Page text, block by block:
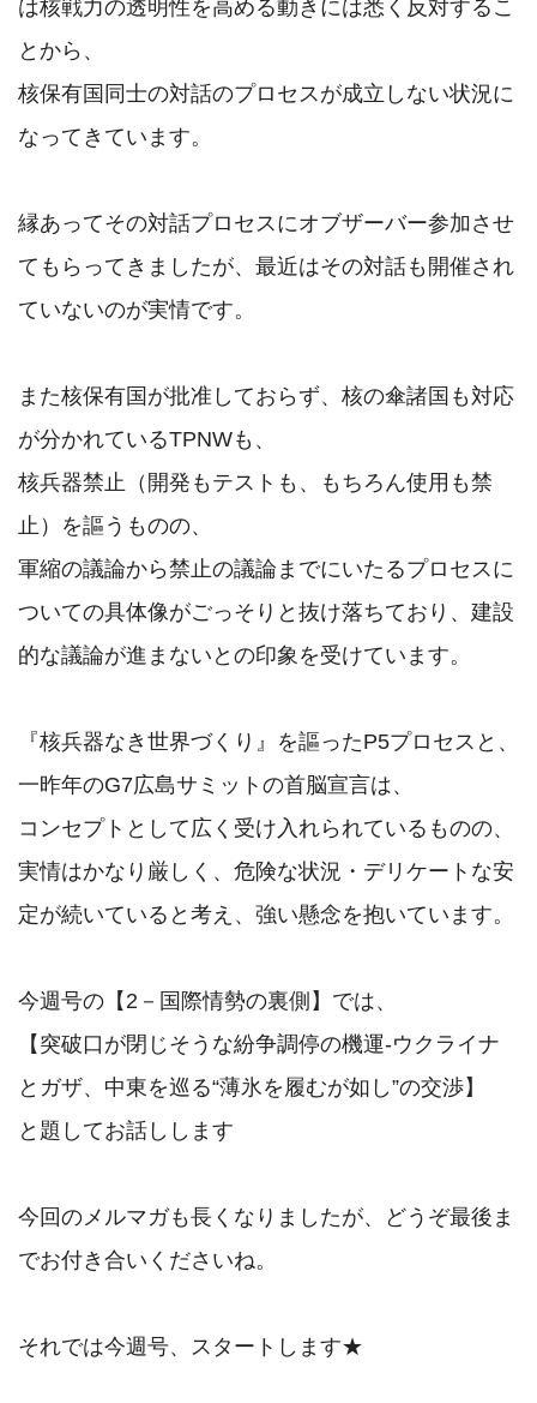
は核戦力の透明性を高める動きには悉く反対するこ
とから、
核保有国同士の対話のプロセスが成立しない状況に
なってきています。
縁あってその対話プロセスにオブザーバー参加させ
てもらってきましたが、最近はその対話も開催され
ていないのが実情です。
また核保有国が批准しておらず、核の傘諸国も対応
が分かれているTPNWも、
核兵器禁止（開発もテストも、もちろん使用も禁
止）を謳うものの、
軍縮の議論から禁止の議論までにいたるプロセスに
ついての具体像がごっそりと抜け落ちており、建設
的な議論が進まないとの印象を受けています。
『核兵器なき世界づくり』を謳ったP5プロセスと、
一昨年のG7広島サミットの首脳宣言は、
コンセプトとして広く受け入れられているものの、
実情はかなり厳しく、危険な状況・デリケートな安
定が続いていると考え、強い懸念を抱いています。
今週号の【2－国際情勢の裏側】では、
【突破口が閉じそうな紛争調停の機運‐ウクライナ
とガザ、中東を巡る“薄氷を履むが如し”の交渉】
と題してお話しします
今回のメルマガも長くなりましたが、どうぞ最後ま
でお付き合いくださいね。
それでは今週号、スタートします★